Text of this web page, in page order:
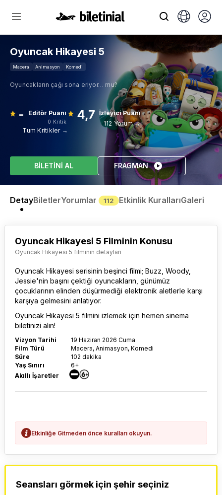
Oyuncak Hikayesi 5
Macera Animasyon Komedi
Oyuncakların çağı sona eriyor… mu?
- Editör Puanı
0 Kritik
Tüm Kritikler →
4,7 İzleyici Puanı
112 Yorum →
BİLETİNİ AL FRAGMAN
DetayBiletlerYorumlar 112 Etkinlik KurallarıGaleri
Oyuncak Hikayesi 5 Filminin Konusu
Oyuncak Hikayesi 5 filminin detayları
Oyuncak Hikayesi serisinin beşinci filmi; Buzz, Woody,
Jessie'nin başını çektiği oyuncakların, günümüz
çocuklarının elinden düşürmediği elektronik aletlerle karşı
karşıya gelmesini anlatıyor.
Oyuncak Hikayesi 5 filmini izlemek için hemen sinema
biletinizi alın!
Vizyon Tarihi
19 Haziran 2026 Cuma
Film Türü
Macera, Animasyon, Komedi
Süre
102 dakika
Yaş Sınırı
6+
Akıllı İşaretler
Etkinliğe Gitmeden önce kuralları okuyun.
Seansları görmek için şehir seçiniz